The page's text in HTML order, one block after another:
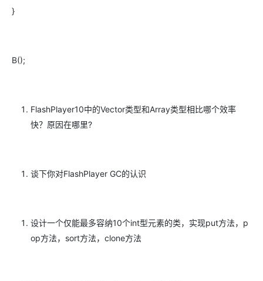
}
B();
FlashPlayer10中的Vector类型和Array类型相比哪个效率
快？原因在哪里?
谈下你对FlashPlayer GC的认识
设计一个仅能最多容纳10个int型元素的类，实现put方法，p
op方法，sort方法，clone方法